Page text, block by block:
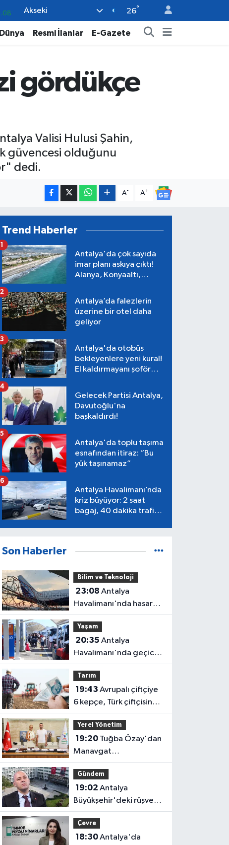
Akseki 26°
Dünya Resmi İlanlar E-Gazete
gördükçe
Valisi Hulusi Şahin,
güvencesi olduğunu
dedi.
A- A+
Trend Haberler
Antalya'da çok sayıda
imar planı askıya çıktı!
Alanya, Konyaaltı,
1
Antalya’da falezlerin
üzerine bir otel daha
geliyor
2
Antalya'da otobüs
bekleyenlere yeni kural!
El kaldırmayanı şoför
3
Gelecek Partisi Antalya,
Davutoğlu'na
başkaldırdı!
4
Antalya'da toplu taşıma
esnafından itiraz: “Bu
yük taşınamaz”
5
Antalya Havalimanı’nda
kriz büyüyor: 2 saat
bagaj, 40 dakika trafik,
6
Son Haberler
Bilim ve Teknoloji
23:08
Havalimanı'nda hasar
gören radar direği
yeniden hizmette
Yaşam
20:35
Havalimanı'nda geçici
trafik düzenlemesi
uygulanacak! Yolculara
uyarı
Tarım
19:43
6 kepçe, Türk çiftçisine 1
kaşık!
Yerel Yönetim
19:20Tuğba Özay'dan
Manavgat
Belediyesi'ne ziyaret!
Ortak akıl sürecine
destek verdi
Gündem
19:02
Büyükşehir'deki rüşvet
soruşturmasında 2
gözaltı
Çevre
18:30Antalya'da